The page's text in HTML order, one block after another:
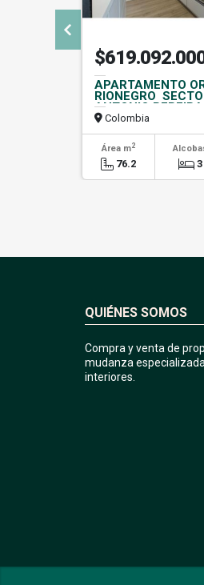
APARTAMENTO
RIONEGRO
ANTONIO PEREIRA
Colombia
Área m2
76.2 3
QUIÉNES SOMOS
Compra y venta de
mudanza
interiores.